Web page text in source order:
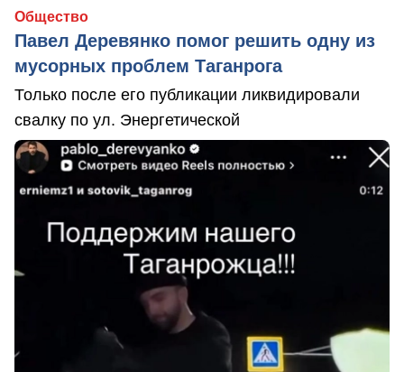
Общество
Павел Деревянко помог решить одну из
мусорных проблем Таганрога
Только после его публикации ликвидировали
свалку по ул. Энергетической